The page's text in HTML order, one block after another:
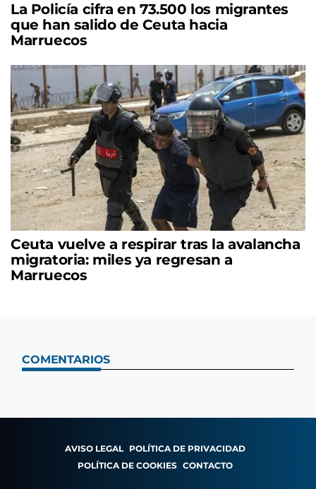
La Policía cifra en 73.500 los migrantes
que han salido de Ceuta hacia
Marruecos
Ceuta vuelve a respirar tras la avalancha
migratoria: miles ya regresan a
Marruecos
COMENTARIOS
AVISO LEGAL POLÍTICA DE PRIVACIDAD
POLÍTICA DE COOKIES CONTACTO